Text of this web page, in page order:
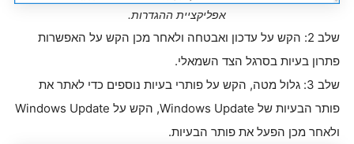
אפליקציית ההגדרות.
שלב 2: הקש על עדכון ואבטחה ולאחר מכן הקש על האפשרות
פתרון בעיות בסרגל הצד השמאלי.
שלב 3: גלול מטה, הקש על פותרי בעיות נוספים כדי לאתר את
פותר הבעיות של Windows Update, הקש על Windows Update
ולאחר מכן הפעל את פותר הבעיות.